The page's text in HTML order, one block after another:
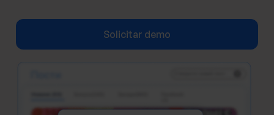
Solicitar demo